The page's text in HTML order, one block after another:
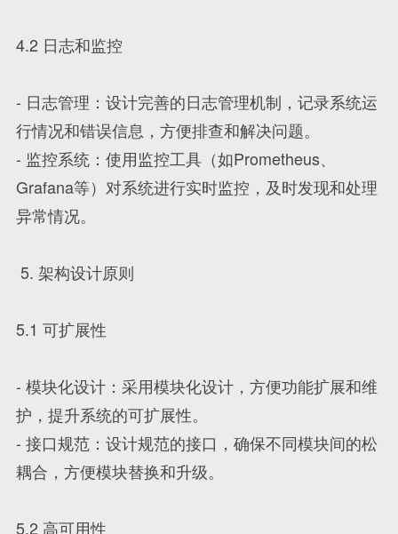
4.2 日志和监控
- 日志管理：设计完善的日志管理机制，记录系统运
行情况和错误信息，方便排查和解决问题。
- 监控系统：使用监控工具（如Prometheus、
Grafana等）对系统进行实时监控，及时发现和处理
异常情况。
5. 架构设计原则
5.1 可扩展性
- 模块化设计：采用模块化设计，方便功能扩展和维
护，提升系统的可扩展性。
- 接口规范：设计规范的接口，确保不同模块间的松
耦合，方便模块替换和升级。
5.2 高可用性